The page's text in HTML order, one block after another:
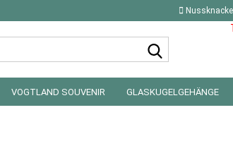
VOGTLAND SOUVENIR GLASKUGELGEHÄNGE